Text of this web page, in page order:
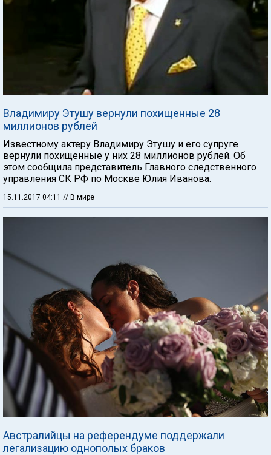
Владимиру Этушу вернули похищенные 28
миллионов рублей
Известному актеру Владимиру Этушу и его супруге
вернули похищенные у них 28 миллионов рублей. Об
этом сообщила представитель Главного следственного
управления СК РФ по Москве Юлия Иванова.
15.11.2017 04:11 // В мире
Австралийцы на референдуме поддержали
легализацию однополых браков